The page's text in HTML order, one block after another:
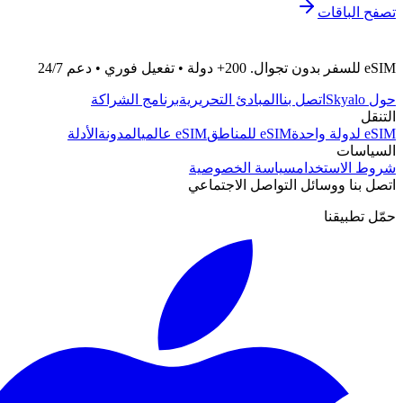
تصفح الباقات
eSIM للسفر بدون تجوال. 200+ دولة • تفعيل فوري • دعم 24/7
حول Skyalo اتصل بنا المبادئ التحريريةبرنامج الشراكة
التنقل
eSIM لدولة واحدة
eSIM للمناطق eSIM عالمي المدونة الأدلة
السياسات
شروط الاستخدامسياسة الخصوصية
اتصل بنا ووسائل التواصل الاجتماعي
حمّل تطبيقنا